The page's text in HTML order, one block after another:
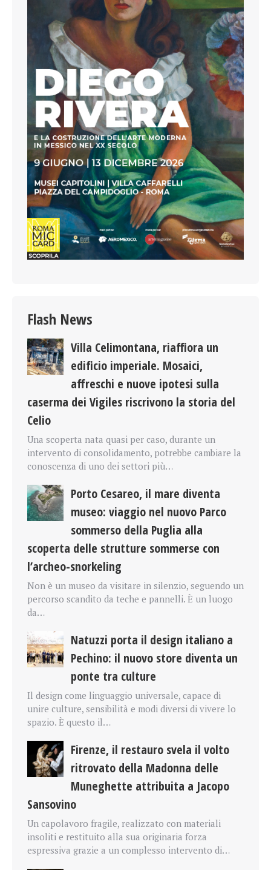
Flash News
Villa Celimontana, riaffiora un
edificio imperiale. Mosaici,
affreschi e nuove ipotesi sulla
caserma dei Vigiles riscrivono la storia del
Celio
Una scoperta nata quasi per caso, durante un
intervento di consolidamento, potrebbe cambiare la
conoscenza di uno dei settori più…
Porto Cesareo, il mare diventa
museo: viaggio nel nuovo Parco
sommerso della Puglia alla
scoperta delle strutture sommerse con
l’archeo-snorkeling
Non è un museo da visitare in silenzio, seguendo un
percorso scandito da teche e pannelli. È un luogo
da…
Natuzzi porta il design italiano a
Pechino: il nuovo store diventa un
ponte tra culture
Il design come linguaggio universale, capace di
unire culture, sensibilità e modi diversi di vivere lo
spazio. È questo il…
Firenze, il restauro svela il volto
ritrovato della Madonna delle
Muneghette attribuita a Jacopo
Sansovino
Un capolavoro fragile, realizzato con materiali
insoliti e restituito alla sua originaria forza
espressiva grazie a un complesso intervento di…